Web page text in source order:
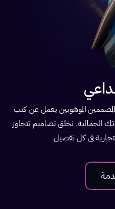
الموهوبين يعمل عن كثب
الجمالية. نخلق تصاميم تتجاوز
في كل تفصيل.